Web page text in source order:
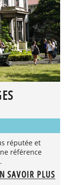
réputée et
référence
SAVOIR PLUS